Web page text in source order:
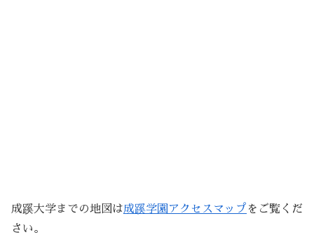
成蹊大学までの地図は成蹊学園アクセスマップ をご覧くだ
さい。